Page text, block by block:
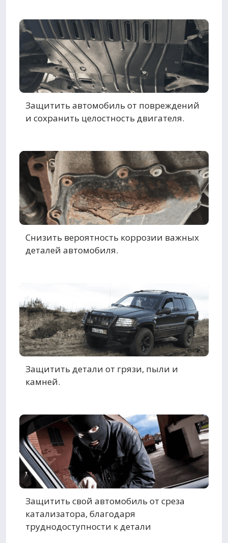
Защитить автомобиль от повреждений
и сохранить целостность двигателя.
Снизить вероятность коррозии важных
деталей автомобиля.
Защитить детали от грязи, пыли и
камней.
Защитить свой автомобиль от среза
катализатора, благодаря
труднодоступности к детали